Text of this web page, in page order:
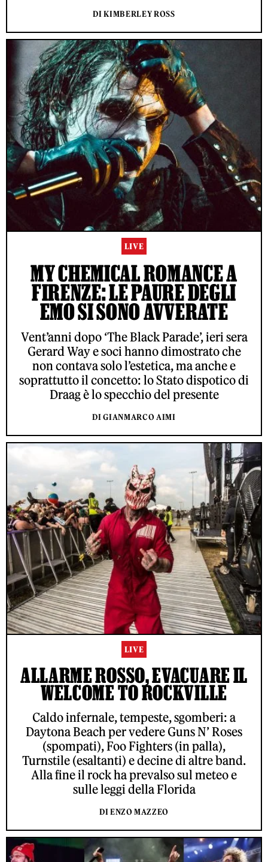
DI KIMBERLEY ROSS
LIVE
MY CHEMICAL ROMANCE A
FIRENZE: LE PAURE DEGLI
EMO SI SONO AVVERATE
Vent’anni dopo ‘The Black Parade’, ieri sera
Gerard Way e soci hanno dimostrato che
non contava solo l’estetica, ma anche e
soprattutto il concetto: lo Stato dispotico di
Draag è lo specchio del presente
DI GIANMARCO AIMI
LIVE
ALLARME ROSSO, EVACUARE IL
WELCOME TO ROCKVILLE
Caldo infernale, tempeste, sgomberi: a
Daytona Beach per vedere Guns N’ Roses
(spompati), Foo Fighters (in palla),
Turnstile (esaltanti) e decine di altre band.
Alla fine il rock ha prevalso sul meteo e
sulle leggi della Florida
DI ENZO MAZZEO